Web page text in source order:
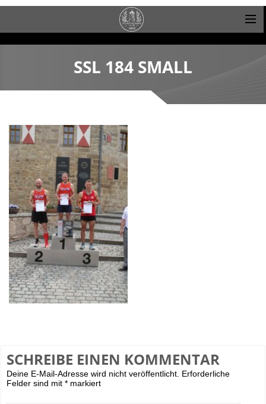
SSL 184 SMALL
SCHREIBE EINEN KOMMENTAR
Deine E-Mail-Adresse wird nicht veröffentlicht. Erforderliche
Felder sind mit* markiert